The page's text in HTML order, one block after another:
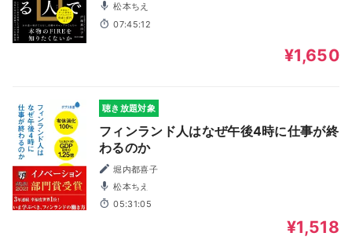
松本ちえ
07:45:12
¥1,650
聴き放題対象
フィンランド人はなぜ午後4時に仕事が終
わるのか
堀内都喜子
松本ちえ
05:31:05
¥1,518